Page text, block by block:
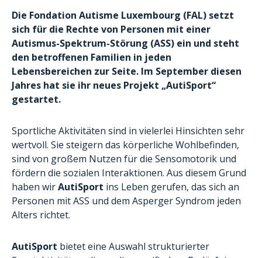
Die Fondation Autisme Luxembourg (FAL) setzt
sich für die Rechte von Personen mit einer
Autismus-Spektrum-Störung (ASS) ein und steht
den betroffenen Familien in jeden
Lebensbereichen zur Seite. Im September diesen
Jahres hat sie ihr neues Projekt „AutiSport“
gestartet.
Sportliche Aktivitäten sind in vielerlei Hinsichten sehr
wertvoll. Sie steigern das körperliche Wohlbefinden,
sind von großem Nutzen für die Sensomotorik und
fördern die sozialen Interaktionen. Aus diesem Grund
haben wirAutiSport ins Leben gerufen, das sich an
Personen mit ASS und dem Asperger Syndrom jeden
Alters richtet.
AutiSport bietet eine Auswahl strukturierter